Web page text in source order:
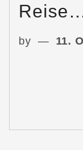
by 11.